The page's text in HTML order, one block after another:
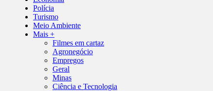
Polícia
Turismo
Meio Ambiente
Mais +
Filmes em cartaz
Agronegócio
Empregos
Geral
Minas
Ciência e Tecnologia